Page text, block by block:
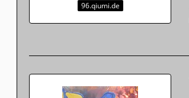
96.qiumi.de